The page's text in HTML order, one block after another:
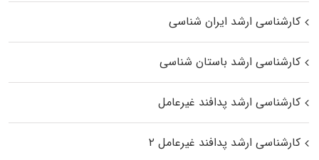
کارشناسی ارشد ایران شناسی
کارشناسی ارشد باستان شناسی
کارشناسی ارشد پدافند غیرعامل
کارشناسی ارشد پدافند غیرعامل ۲